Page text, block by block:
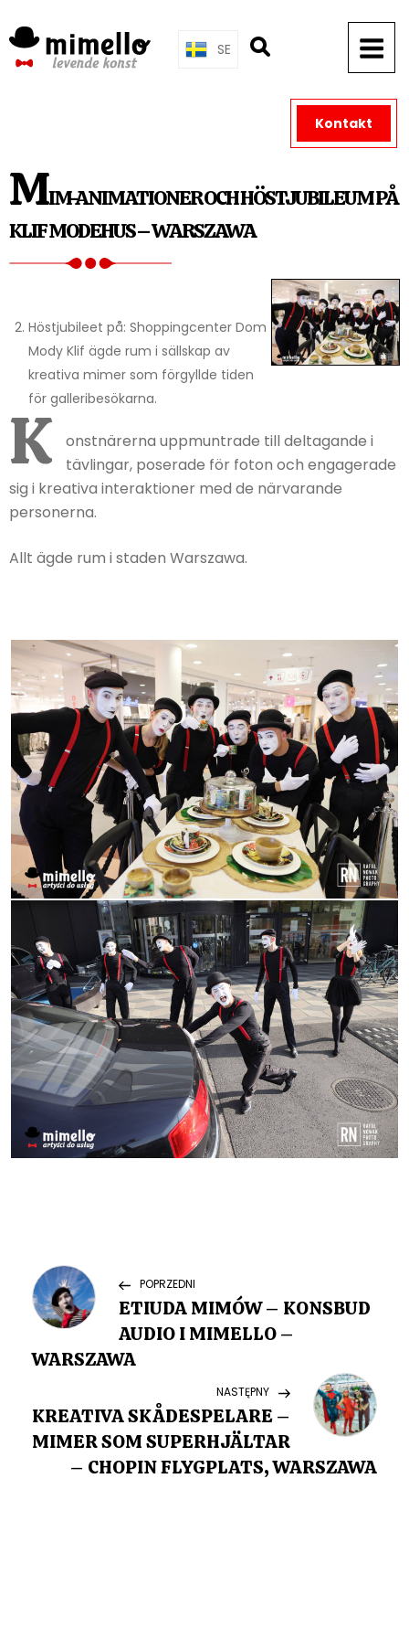
to
content
SE
MIM-ANIMATIONER OCH HÖSTJUBILEUM PÅ
KLIF MODEHUS – WARSZAWA
Höstjubileet på: Shoppingcenter Dom
Mody Klif ägde rum i sällskap av
kreativa mimer som förgyllde tiden
för galleribesökarna.
K
onstnärerna uppmuntrade till deltagande i
tävlingar, poserade för foton och engagerade
sig i kreativa interaktioner med de närvarande
personerna.
Allt ägde rum i staden Warszawa.
N
a
w
i
g
Previous
Post
POPRZEDNI
ETIUDA MIMÓW – KONSBUD
AUDIO I MIMELLO –
WARSZAWA
Post
NASTĘPNY
KREATIVA SKÅDESPELARE –
MIMER SOM SUPERHJÄLTAR
– CHOPIN FLYGPLATS, WARSZAWA
Kontakt